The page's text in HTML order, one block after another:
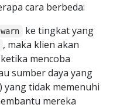
cara berbeda:
warn
ke tingkat yang
, maka klien akan
mencoba
sumber daya yang
yang tidak memenuhi
mereka